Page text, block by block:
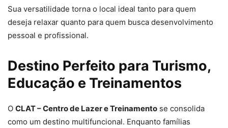
Sua versatilidade torna o local ideal tanto para quem
deseja relaxar quanto para quem busca desenvolvimento
pessoal e profissional.
Destino Perfeito para Turismo,
Educação e Treinamentos
O CLAT – Centro de Lazer e Treinamento se consolida
como um destino multifuncional. Enquanto famílias